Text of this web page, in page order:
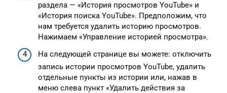
раздела — «История просмотров YouTube» и
«История поиска YouTube». Предположим, что
нам требуется удалить историю просмотров.
Нажимаем «Управление историей просмотра».
На следующей странице вы можете: отключить
запись истории просмотров YouTube, удалить
отдельные пункты из истории или, нажав в
меню слева пункт «Удалить действия за